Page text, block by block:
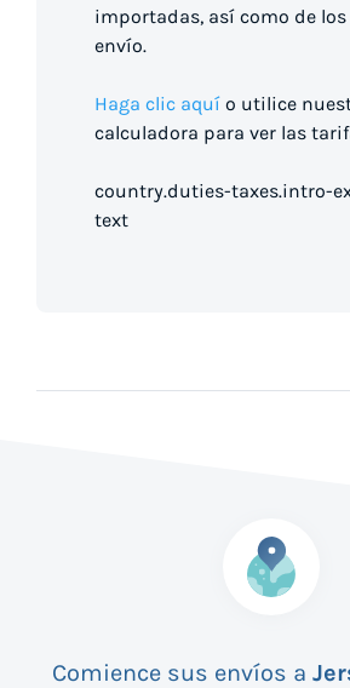
importadas, así como de
envío.
Haga clic aquí o utilice
calculadora para ver las
country.duties-taxes.intro-
text
Comience sus envíos a